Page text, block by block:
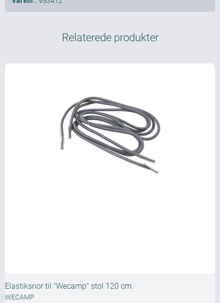
Relaterede produkter
Elastiksnor til "Wecamp" stol 120 cm.
WECAMP